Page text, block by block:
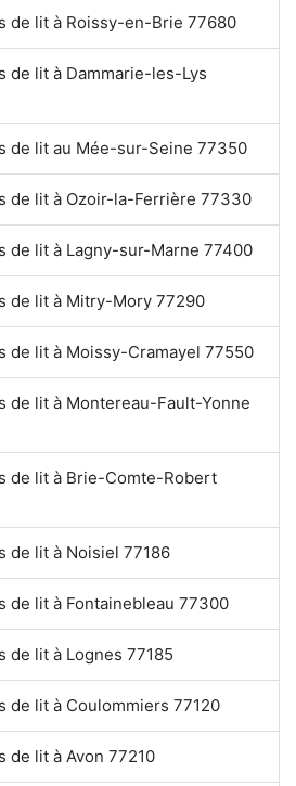
de lit à Roissy-en-Brie 77680
de lit à Dammarie-les-Lys
de lit au Mée-sur-Seine 77350
de lit à Ozoir-la-Ferrière 77330
de lit à Lagny-sur-Marne 77400
de lit à Mitry-Mory 77290
de lit à Moissy-Cramayel 77550
de lit à Montereau-Fault-Yonne
de lit à Brie-Comte-Robert
de lit à Noisiel 77186
de lit à Fontainebleau 77300
de lit à Lognes 77185
de lit à Coulommiers 77120
de lit à Avon 77210